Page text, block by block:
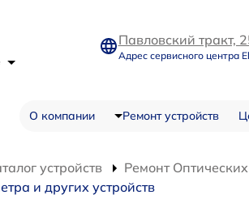
Павловский тракт,
Адрес сервисного центра
О компании Ремонт устройств
устройств Ремонт
и других устройств